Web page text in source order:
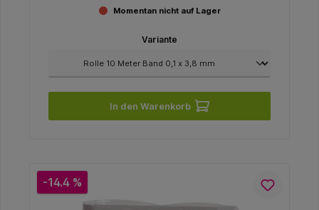
Momentan nicht auf Lager
Variante
In den Warenkorb
-14.4 %